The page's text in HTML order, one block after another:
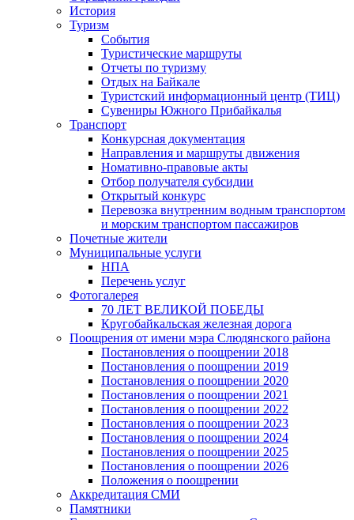
История
Туризм
События
Туристические маршруты
Отчеты по туризму
Отдых на Байкале
Туристский информационный центр (ТИЦ)
Сувениры Южного Прибайкалья
Транспорт
Конкурсная документация
Направления и маршруты движения
Номативно-правовые акты
Отбор получателя субсидии
Открытый конкурс
Перевозка внутренним водным транспортом
и морским транспортом пассажиров
Почетные жители
Муниципальные услуги
НПА
Перечень услуг
Фотогалерея
70 ЛЕТ ВЕЛИКОЙ ПОБЕДЫ
Кругобайкальская железная дорога
Поощрения от имени мэра Слюдянского района
Постановления о поощрении 2018
Постановления о поощрении 2019
Постановления о поощрении 2020
Постановления о поощрении 2021
Постановления о поощрении 2022
Постановления о поощрении 2023
Постановления о поощрении 2024
Постановления о поощрении 2025
Постановления о поощрении 2026
Положения о поощрении
Аккредитация СМИ
Памятники